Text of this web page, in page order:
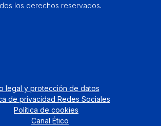
los derechos reservados.
legal y protección de datos
de privacidad Redes Sociales
Política de cookies
Canal Ético